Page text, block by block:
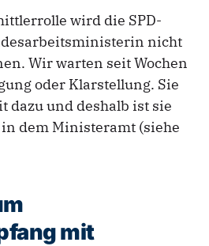
wird die SPD-
nicht
Wir warten seit Wochen
oder Klarstellung. Sie
dazu und deshalb ist sie
dem Ministeramt (siehe
mit